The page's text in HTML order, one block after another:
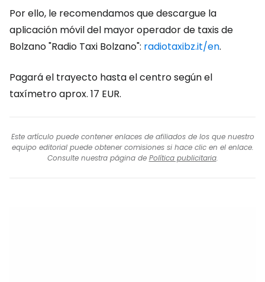
Por ello, le recomendamos que descargue la
aplicación móvil del mayor operador de taxis de
Bolzano "Radio Taxi Bolzano": radiotaxibz.it/en.
Pagará el trayecto hasta el centro según el
taxímetro aprox. 17 EUR.
Este artículo puede contener enlaces de afiliados de los que nuestro
equipo editorial puede obtener comisiones si hace clic en el enlace.
Consulte nuestra página de Política publicitaria.